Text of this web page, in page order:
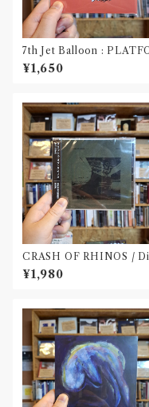
7th Jet Balloon :
M SPLIT EP(CD)〝長野〟×
〝大阪〟
¥1,650
CRASH OF RHINOS /
al(CD)
¥1,980